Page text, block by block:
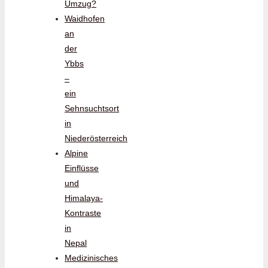
Umzug?
Waidhofen
an
der
Ybbs
–
ein
Sehnsuchtsort
in
Niederösterreich
Alpine
Einflüsse
und
Himalaya-
Kontraste
in
Nepal
Medizinisches